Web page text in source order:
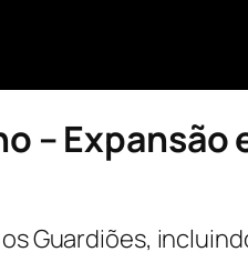
–
Guardiões,